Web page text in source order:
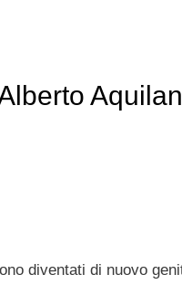
diventati di nuovo